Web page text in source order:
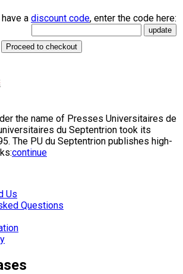
a discount code, enter the code here:
Proceed to checkout
the name of Presses Universitaires de
du Septentrion took its
The PU du Septentrion publishes high-
continue
Us
Questions